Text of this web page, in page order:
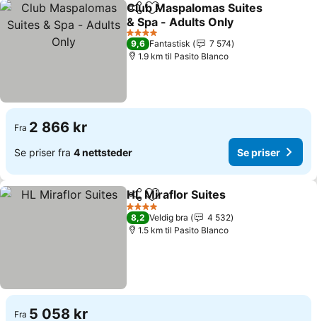
Del Legg til i favoritter
Club Maspalomas Suites
& Spa - Adults Only
Se priser
4 Stjerner
9,6 Fantastisk
7 574
1.9 km til Pasito Blanco
Fra 2 866 kr
Se priser fra 4 nettsteder Se priser
Del Legg til i favoritter
HL Miraflor Suites
4 Stjerner
8,2 Veldig bra
4 532
1.5 km til Pasito Blanco
Fra 5 058 kr